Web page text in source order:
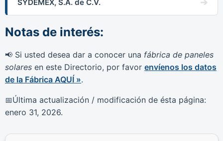
SYDEMEX, S.A. de C.V.
Notas de interés:
📢 Si usted desea dar a conocer una fábrica de paneles
solares en este Directorio, por favor envíenos los datos
de la Fábrica AQUÍ ».
📅Última actualización / modificación de ésta página:
enero 31, 2026.